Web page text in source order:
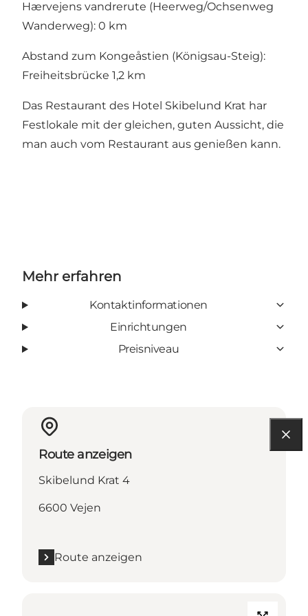
Hærvejens vandrerute (Heerweg/Ochsenweg
Wanderweg): 0 km
Abstand zum Kongeåstien (Königsau-Steig):
Freiheitsbrücke 1,2 km
Das Restaurant des Hotel Skibelund Krat har
Festlokale mit der gleichen, guten Aussicht, die
man auch vom Restaurant aus genießen kann.
Mehr erfahren
Kontaktinformationen
Einrichtungen
Preisniveau
Route anzeigen
Skibelund Krat 4
6600 Vejen
Route anzeigen